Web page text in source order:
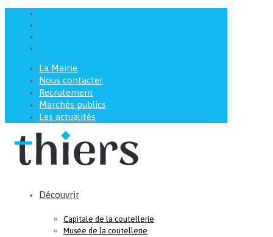
La Mairie
Nous contacter
Recrutement
Marchés publics
Les actualités
Découvrir
Capitale de la coutellerie
Musée de la coutellerie